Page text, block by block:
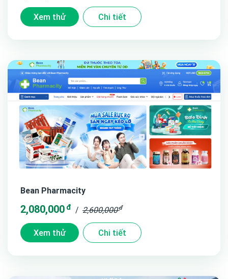
Xem thử Chi tiết
Bean Pharmacity
2,080,000đ / 2,600,000đ
Xem thử Chi tiết